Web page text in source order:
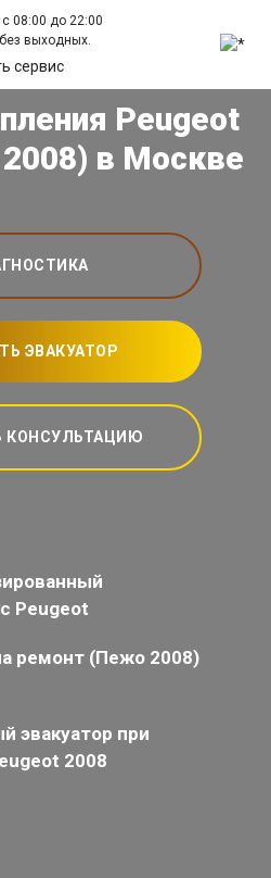
08:00 до 22:00
выходных.
сервис
Peugeot
в Москве
ЭВАКУАТОР
КОНСУЛЬТАЦИЮ
Peugeot
ремонт (Пежо 2008)
эвакуатор при
2008